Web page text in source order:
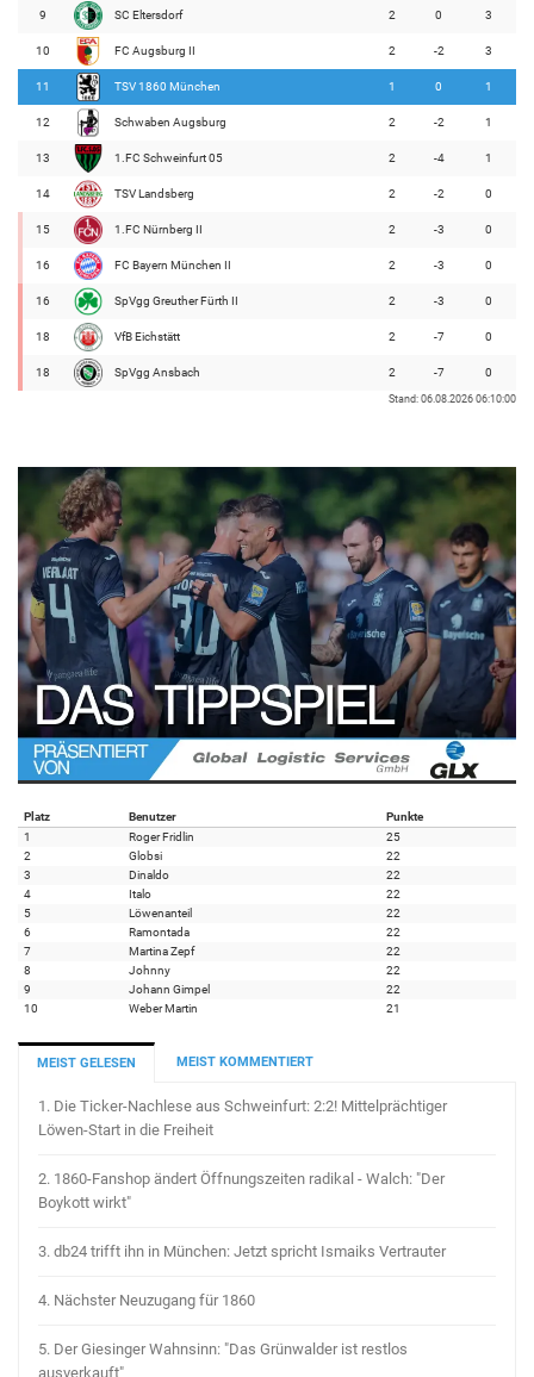
9 SC Eltersdorf 2 0 3
10 FC Augsburg II 2 -2 3
11 TSV 1860 München 1 0 1
12 Schwaben Augsburg 2 -2 1
13 1.FC Schweinfurt 05 2 -4 1
14 TSV Landsberg 2 -2 0
15 1.FC Nürnberg II 2 -3 0
16 FC Bayern München II 2 -3 0
16 SpVgg Greuther Fürth II 2 -3 0
18 VfB Eichstätt 2 -7 0
18 SpVgg Ansbach 2 -7 0
Stand: 06.08.2026 06:10:00
Platz Benutzer
Punkte
1
Roger Fridlin
25
2
Globsi
22
3
Dinaldo
22
4
Italo
22
5
Löwenanteil
22
6
Ramontada
22
7
Martina Zepf
22
8
Johnny
22
9
Johann Gimpel
22
10
Weber Martin 21
MEIST GELESEN MEIST KOMMENTIERT
1. Die Ticker-Nachlese aus Schweinfurt: 2:2! Mittelprächtiger
Löwen-Start in die Freiheit
2. 1860-Fanshop ändert Öffnungszeiten radikal - Walch: "Der
Boykott wirkt"
3. db24 trifft ihn in München: Jetzt spricht Ismaiks Vertrauter
4. Nächster Neuzugang für 1860
5. Der Giesinger Wahnsinn: "Das Grünwalder ist restlos
ausverkauft"